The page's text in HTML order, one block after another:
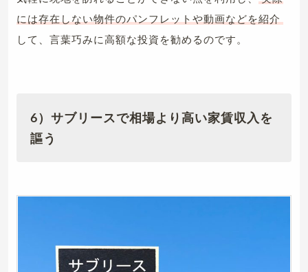
には存在しない物件のパンフレットや動画などを紹介
して、言葉巧みに高額な投資を勧めるのです。
6）サブリースで相場より高い家賃収入を
謳う